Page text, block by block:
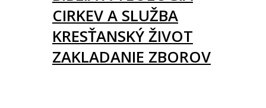
CIRKEV A SLUŽBA
KRESŤANSKÝ ŽIVOT
ZAKLADANIE ZBOROV